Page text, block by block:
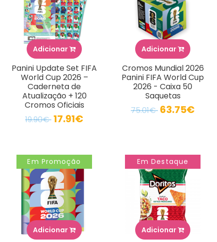
Adicionar
Panini Update Set FIFA
World Cup 2026 –
Caderneta de
Atualização + 120
Cromos Oficiais
19.90€ 17.91€
Adicionar
Cromos Mundial 2026
Panini FIFA World Cup
2026 - Caixa 50
Saquetas
75.01€ 63.75€
Em Promoção
Adicionar
Em Destaque
Adicionar